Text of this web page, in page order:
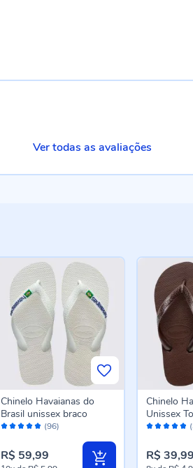
Ver todas as avaliações
Avaliação: (96)
Chinelo Havaianas do
Brasil unissex braco
R$ 59,99
Avaliação:
Chinelo
Unissex
R$ 39,99